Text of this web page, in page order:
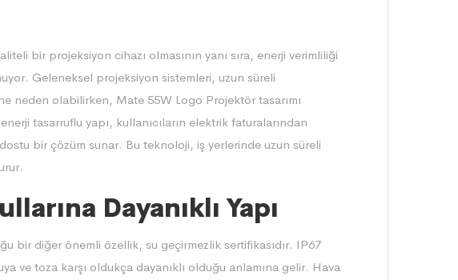
bir projeksiyon cihazı olmasının yanı sıra, enerji verimliliği
Geleneksel projeksiyon sistemleri, uzun süreli
neden olabilirken, Mate 55W Logo Projektör tasarımı
tasarruflu yapı, kullanıcıların elektrik faturalarından
bir çözüm sunar. Bu teknoloji, iş yerlerinde uzun süreli
Dayanıklı Yapı
bir diğer önemli özellik, su geçirmezlik sertifikasıdır. IP67
ve toza karşı oldukça dayanıklı olduğu anlamına gelir. Hava